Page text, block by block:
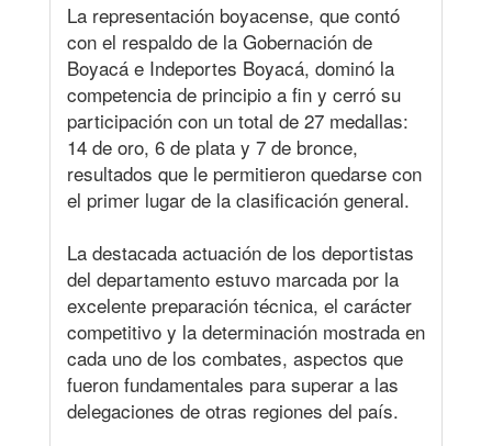
La representación boyacense, que contó
con el respaldo de la Gobernación de
Boyacá e Indeportes Boyacá, dominó la
competencia de principio a fin y cerró su
participación con un total de 27 medallas:
14 de oro, 6 de plata y 7 de bronce,
resultados que le permitieron quedarse con
el primer lugar de la clasificación general.
La destacada actuación de los deportistas
del departamento estuvo marcada por la
excelente preparación técnica, el carácter
competitivo y la determinación mostrada en
cada uno de los combates, aspectos que
fueron fundamentales para superar a las
delegaciones de otras regiones del país.